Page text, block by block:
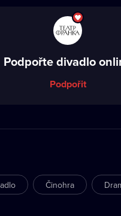
Podpořte divadlo
Podpořit
Činohra